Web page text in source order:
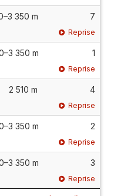
350 m 7
Reprise
350 m 1
Reprise
2 510 m 4
Reprise
350 m 2
Reprise
350 m 3
Reprise